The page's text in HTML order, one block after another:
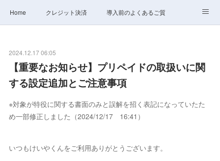
Home クレジット決済 導入前のよくあるご質問
2024.12.17 06:05
【重要なお知らせ】プリペイドの取扱いに関
する設定追加とご注意事項
※対象が特役に関する書面のみと誤解を招く表記になっていたた
め一部修正しました（2024/12/17 16:41）
いつもけいやくんをご利用ありがとうございます。